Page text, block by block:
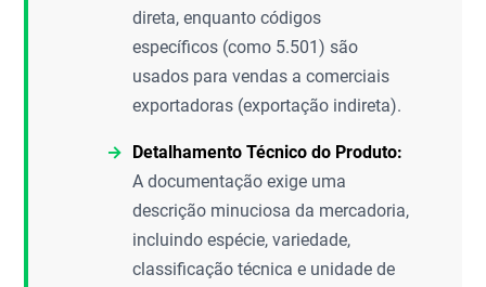
direta, enquanto códigos
específicos (como 5.501) são
usados para vendas a comerciais
exportadoras (exportação indireta).
Detalhamento Técnico do Produto:
A documentação exige uma
descrição minuciosa da mercadoria,
incluindo espécie, variedade,
classificação técnica e unidade de